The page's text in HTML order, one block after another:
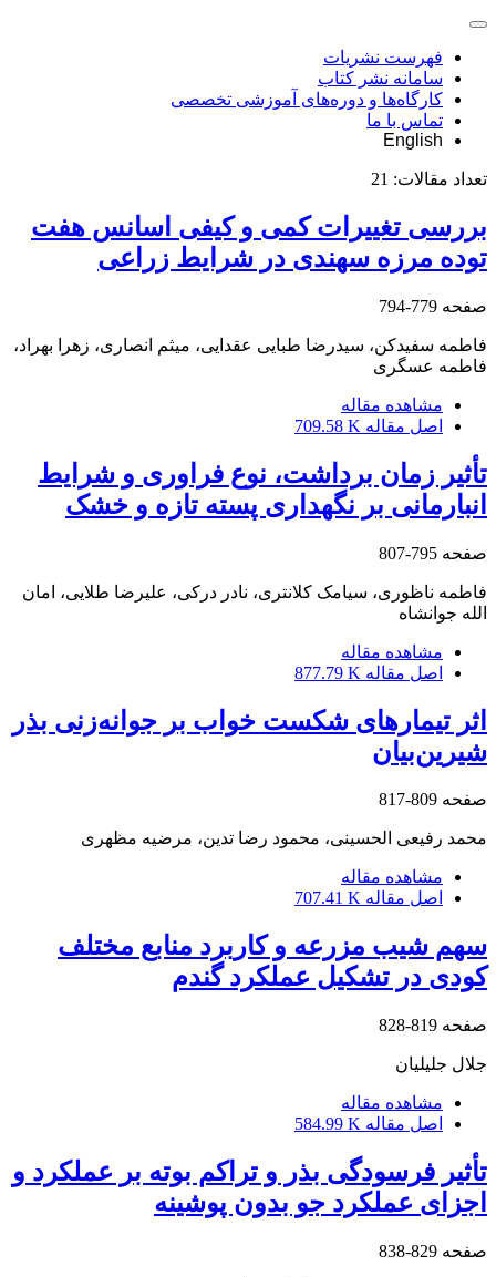
فهرست نشریات
سامانه نشر کتاب
کارگاه‌ها و دوره‌های آموزشی تخصصی
تماس با ما
English
تعداد مقالات: 21
بررسی تغییرات کمی و کیفی اسانس هفت
توده مرزه سهندی در شرایط زراعی
صفحه 779-794
فاطمه سفیدکن، سیدرضا طبایی عقدایی، میثم انصاری، زهرا بهراد،
فاطمه عسگری
مشاهده مقاله
اصل مقاله 709.58 K
تأثیر زمان برداشت، نوع فراوری و شرایط
انبارمانی بر نگهداری پسته تازه و خشک
صفحه 795-807
فاطمه ناظوری، سیامک کلانتری، نادر درکی، علیرضا طلایی، امان
الله جوانشاه
مشاهده مقاله
اصل مقاله 877.79 K
اثر تیمارهای شکست خواب بر جوانه‌زنی بذر
شیرین‌بیان
صفحه 809-817
محمد رفیعی الحسینی، محمود رضا تدین، مرضیه مظهری
مشاهده مقاله
اصل مقاله 707.41 K
سهم شیب مزرعه و کاربرد منابع مختلف
کودی در تشکیل عملکرد گندم
صفحه 819-828
جلال جلیلیان
مشاهده مقاله
اصل مقاله 584.99 K
تأثیر فرسودگی بذر و تراکم بوته بر عملکرد و
اجزای عملکرد جو بدون پوشینه
صفحه 829-838